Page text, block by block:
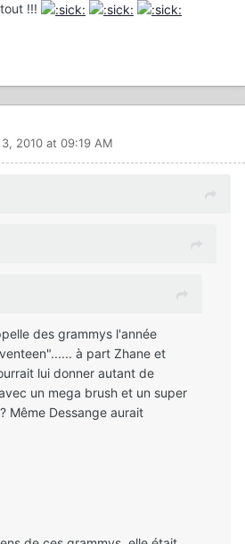
!!!
2010 at 09:19 AM
des grammys l'année
à part Zhane et
lui donner autant de
un mega brush et un super
Même Dessange aurait